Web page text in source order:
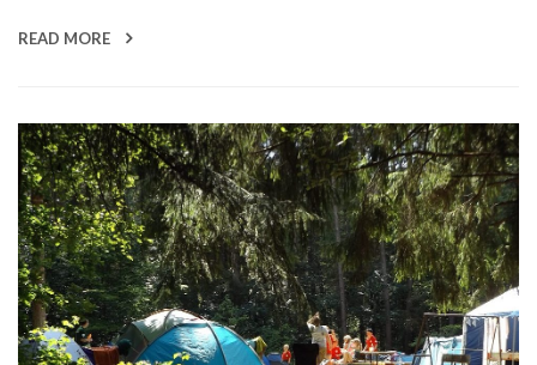
READ MORE